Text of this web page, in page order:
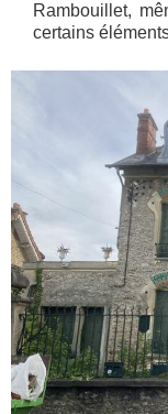
Rambouillet,
certains